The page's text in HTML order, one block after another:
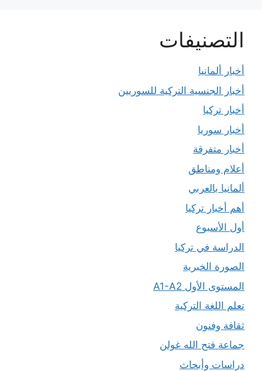
التصنيفات
أخبار ألمانيا
أخبار الجنسية التركية للسوريين
أخبار تركيا
أخبار سوريا
أخبار متفرقة
أعلام ومناطق
ألمانيا بالعربي
أهم أخبار تركيا
أول الأسبوع
الدراسة في تركيا
الصورة الخبرية
المستوى الأول A1-A2
تعلم اللغة التركية
ثقافة وفنون
جماعة فتح الله غولن
دراسات وأبحاث